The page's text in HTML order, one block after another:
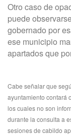
Otro caso de
puede
gobernado por
ese municipio
apartados que
Cabe señalar que
ayuntamiento contará
los cuales no son
durante la consulta a
sesiones de cabildo